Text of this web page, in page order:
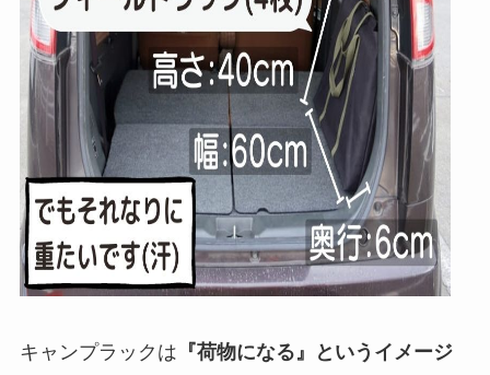
キャンプラックは 『荷物になる』というイメージ